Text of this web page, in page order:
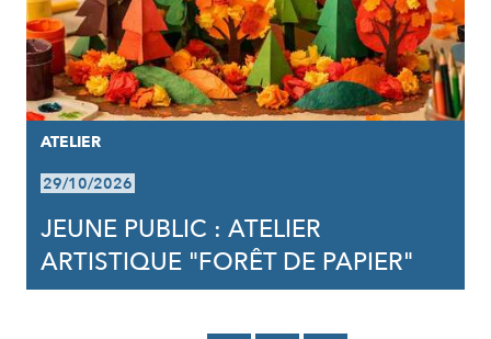
ATELIER
29/10/2026
JEUNE PUBLIC : ATELIER
ARTISTIQUE "FORÊT DE PAPIER"